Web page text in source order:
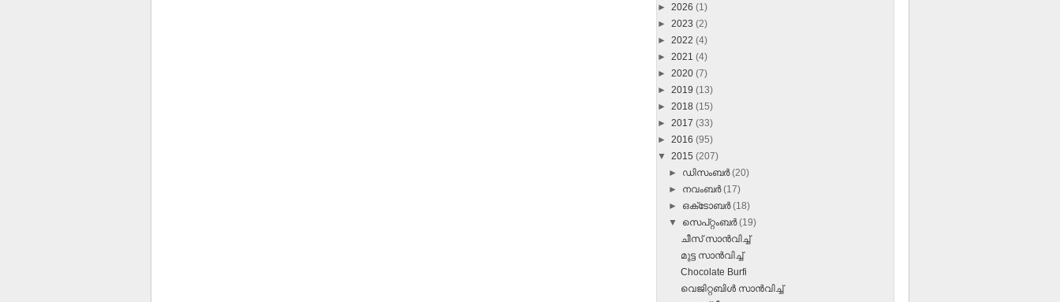
► 2026 (1)
► 2023 (2)
► 2022 (4)
► 2021 (4)
► 2020 (7)
► 2019 (13)
► 2018 (15)
► 2017 (33)
► 2016 (95)
▼ 2015 (207)
► ഡിസംബർ(20)
► നവംബർ(17)
► ഒക്‌ടോബർ(18)
▼ സെപ്റ്റംബർ(19)
ചീസ്‌ സാന്‍വിച്ച്‌
മുട്ട സാന്‍വിച്ച്
Chocolate Burfi
വെജിറ്റബിള്‍ സാന്‍വിച്ച്